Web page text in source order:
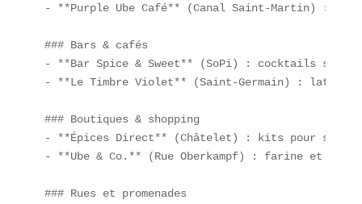
- **Purple Ube Café** (Canal Saint-Martin) :
### Bars & cafés
- **Bar Spice & Sweet** (SoPi) : cocktails
- **Le Timbre Violet** (Saint-Germain) : latte
### Boutiques & shopping
- **Épices Direct** (Châtelet) : kits pour
- **Ube & Co.** (Rue Oberkampf) : farine et
### Rues et promenades